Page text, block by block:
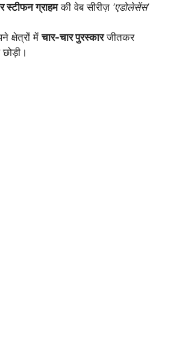
स्टीफन ग्राहमकी वेब सीरीज़ ‘एडोलेसेंस’
क्षेत्रों मेंचार-चार पुरस्कारजीतकर
छोड़ी।